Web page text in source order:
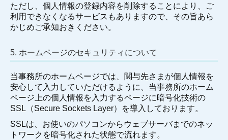
ただし、個人情報の登録内容を削除することにより、ご
利用できなくなるサービスもありますので、その旨あら
かじめご承知おきください。
5. ホームページのセキュリティについて
当事務所のホームページでは、関与先さまが個人情報を
安心して入力していただけるように、当事務所のホーム
ページ上の個人情報を入力するページに暗号化技術の
SSL（Secure Sockets Layer）を導入しております。
SSLは、お使いのパソコンからウェブサーバまでのネッ
トワークを暗号化された状態で流れます。